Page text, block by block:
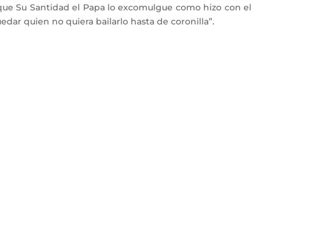
Su Santidad el Papa lo excomulgue como hizo con el
quien no quiera bailarlo hasta de coronilla”.